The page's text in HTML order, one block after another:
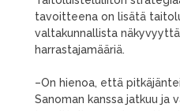
tavoitteena on lisätä
valtakunnallista
harrastajamääriä.
–On hienoa, että
Sanoman kanssa jatkuu ja